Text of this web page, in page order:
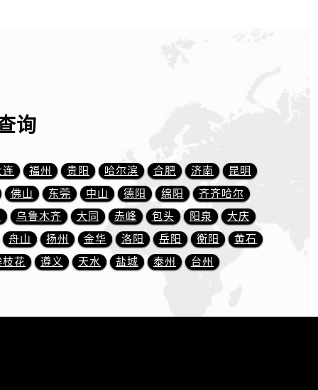
询
连 福州 贵阳 哈尔滨 合肥 济南
昆明
佛山
东莞 中山 德阳 绵阳
齐齐哈尔
乌鲁木齐 大同 赤峰 包头 阳泉
大庆
舟山
扬州 金华 洛阳 岳阳 衡阳
黄石
枝花
遵义 天水 盐城 泰州 台州